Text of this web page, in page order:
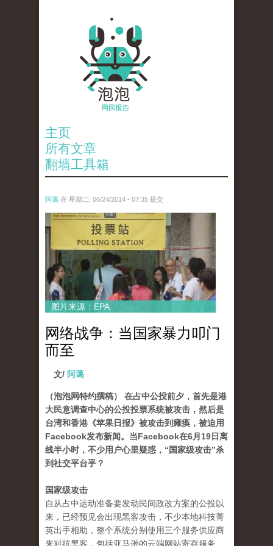
主页
所有文章
翻墙工具箱
阿蔼 在 星期二, 06/24/2014 - 07:35 提交
anp-27767819.jpg
图片来源：EPA
网络战争：当国家暴力叩门
而至
文/ 阿蔼
（泡泡网特约撰稿） 在占中公投前夕，首先是港
大民意调查中心的公投投票系统被攻击，然后是
台湾和香港《苹果日报》被攻击到瘫痪，被迫用
Facebook发布新闻。当Facebook在6月19日离
线半小时，不少用户心里疑惑，“国家级攻击”杀
到社交平台乎？
国家级攻击
自从占中运动准备要发动民间政改方案的公投以
来，已经预见会出现黑客攻击，不少本地科技菁
英出手相助，整个系统分别使用三个服务供应商
来对抗黑客，包括亚马逊的云端网站寄存服务